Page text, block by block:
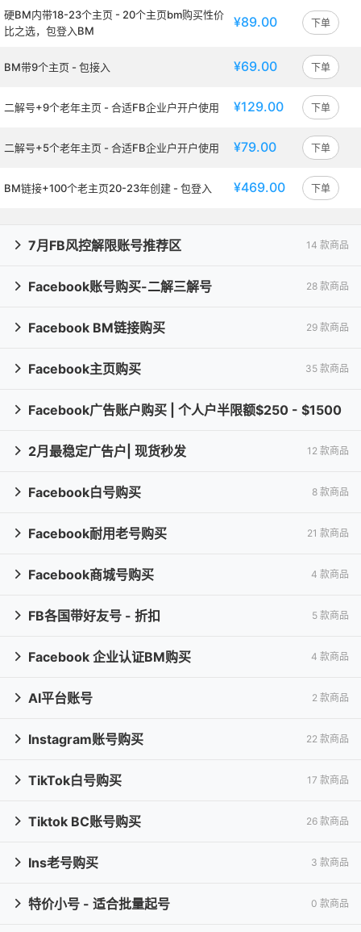
硬BM内带18-23个主页 - 20个主页bm购买性价
比之选，包登入BM
¥89.00 下单
BM带9个主页 - 包接入 ¥69.00 下单
二解号+9个老年主页 - 合适FB企业户开户使用 ¥129.00 下单
二解号+5个老年主页 - 合适FB企业户开户使用 ¥79.00 下单
BM链接+100个老主页20-23年创建 - 包登入 ¥469.00 下单
7月FB风控解限账号推荐区 14 款商品

Facebook账号购买-二解三解号 28 款商品

Facebook BM链接购买 29 款商品

Facebook主页购买 35 款商品

Facebook广告账户购买 | 个人户半限额$250 - $1500
15 款商品

2月最稳定广告户| 现货秒发 12 款商品

Facebook白号购买 8 款商品

Facebook耐用老号购买 21 款商品

Facebook商城号购买 4 款商品

FB各国带好友号 - 折扣 5 款商品

Facebook 企业认证BM购买 4 款商品

AI平台账号 2 款商品

Instagram账号购买 22 款商品

TikTok白号购买 17 款商品

Tiktok BC账号购买 26 款商品

Ins老号购买 3 款商品

特价小号 - 适合批量起号 0 款商品
